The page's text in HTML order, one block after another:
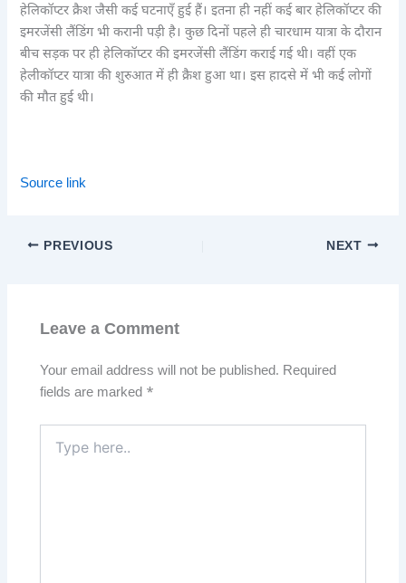
हेलिकॉप्टर क्रैश जैसी कई घटनाएँ हुई हैं। इतना ही नहीं कई बार हेलिकॉप्टर की
इमरजेंसी लैंडिंग भी करानी पड़ी है। कुछ दिनों पहले ही चारधाम यात्रा के दौरान
बीच सड़क पर ही हेलिकॉप्टर की इमरजेंसी लैंडिंग कराई गई थी। वहीं एक
हेलीकॉप्टर यात्रा की शुरुआत में ही क्रैश हुआ था। इस हादसे में भी कई लोगों
की मौत हुई थी।
Source link
PREVIOUS NEXT
Leave a Comment
Your email address will not be published. Required
fields are marked *
here..